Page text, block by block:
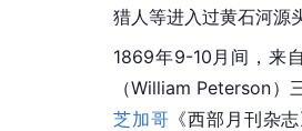
猎人等进入过黄石河源
1869年9-10月间，来
（William Peterson）
芝加哥 《西部月刊杂